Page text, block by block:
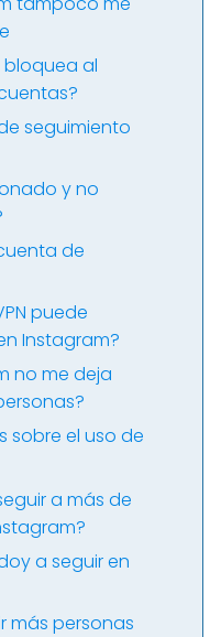
bloquea al
seguimiento
y no
de
puede
Instagram?
no me deja
sobre el uso de
a más de
a seguir en
más personas